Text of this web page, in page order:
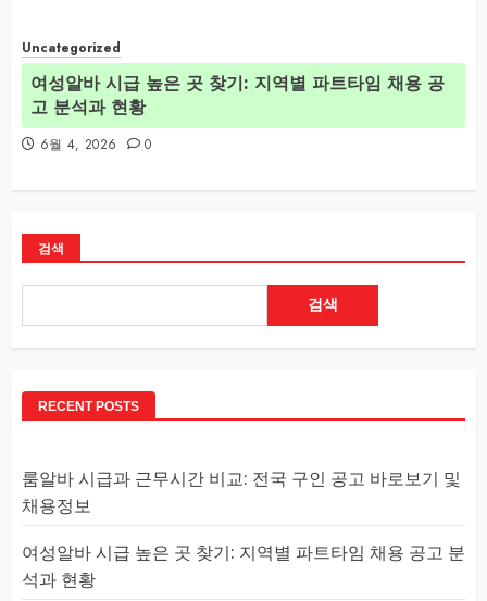
Uncategorized
여성알바 시급 높은 곳 찾기: 지역별 파트타임 채용 공
고 분석과 현황
6월 4, 2026 0
검색
검색
RECENT POSTS
룸알바 시급과 근무시간 비교: 전국 구인 공고 바로보기 및
채용정보
여성알바 시급 높은 곳 찾기: 지역별 파트타임 채용 공고 분
석과 현황